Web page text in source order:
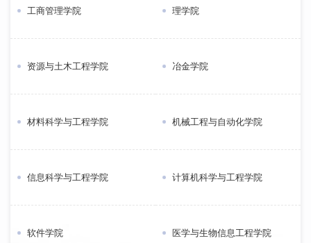
工商管理学院 理学院
资源与土木工程学院 冶金学院
材料科学与工程学院 机械工程与自动化学院
信息科学与工程学院 计算机科学与工程学院
软件学院 医学与生物信息工程学院